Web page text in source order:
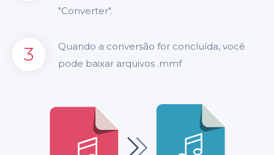
"Converter".
3
Quando a conversão for concluída, você
pode baixar arquivos .mmf